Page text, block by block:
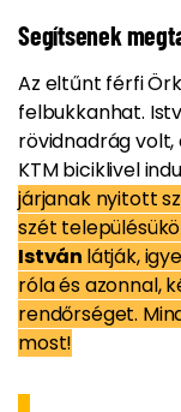
Segítsenek
Az eltűnt férfi
felbukkanhat.
rövidnadrág
KTM biciklivel
járjanak nyitott
szét
István látják,
róla és azonnal,
rendőrséget.
most!